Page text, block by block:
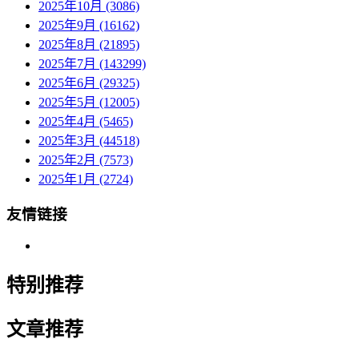
2025年10月 (3086)
2025年9月 (16162)
2025年8月 (21895)
2025年7月 (143299)
2025年6月 (29325)
2025年5月 (12005)
2025年4月 (5465)
2025年3月 (44518)
2025年2月 (7573)
2025年1月 (2724)
友情链接
特别推荐
文章推荐